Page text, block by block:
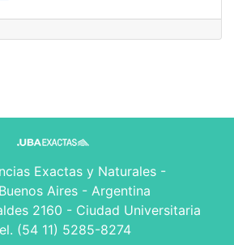
Exactas y Naturales -
Aires - Argentina
2160 - Ciudad Universitaria
(54 11) 5285-8274